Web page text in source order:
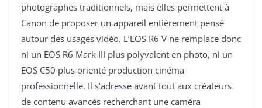
photographes traditionnels, mais elles permettent à
Canon de proposer un appareil entièrement pensé
autour des usages vidéo. L’EOS R6 V ne remplace donc
ni un EOS R6 Mark III plus polyvalent en photo, ni un
EOS C50 plus orienté production cinéma
professionnelle. Il s’adresse avant tout aux créateurs
de contenu avancés recherchant une caméra